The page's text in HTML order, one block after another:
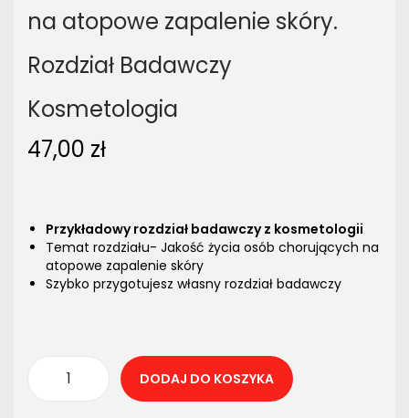
na atopowe zapalenie skóry.
Rozdział Badawczy
Kosmetologia
47,00 zł
Przykładowy rozdział badawczy z kosmetologii
Temat rozdziału- Jakość życia osób chorujących na
atopowe zapalenie skóry
Szybko przygotujesz własny rozdział badawczy
DODAJ DO KOSZYKA